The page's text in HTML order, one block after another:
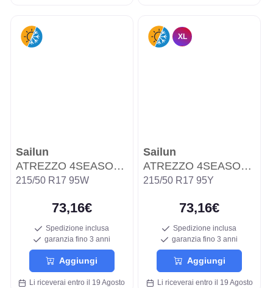
Sailun
ATREZZO 4SEASONS PRO
215/50 R17 95W
73,16€
Spedizione inclusa
garanzia fino 3 anni
Aggiungi
Li riceverai entro il 19 Agosto
XL
Sailun
ATREZZO 4SEASONS PRO
215/50 R17 95Y
73,16€
Spedizione inclusa
garanzia fino 3 anni
Aggiungi
Li riceverai entro il 19 Agosto